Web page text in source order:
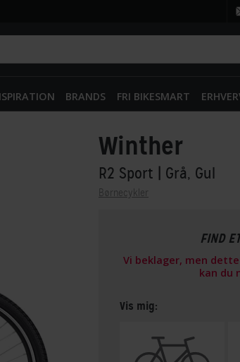
BRANDS FRI BIKESMART
Winther
R2 Sport | Grå, Gul
Børnecykler
FIND
Vi beklager, men
kan du
Vis mig: